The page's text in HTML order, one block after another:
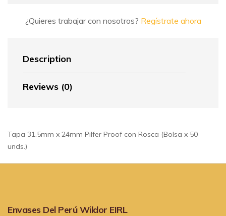
¿Quieres trabajar con nosotros? Regístrate ahora
Description
Reviews (0)
Tapa 31.5mm x 24mm Pilfer Proof con Rosca (Bolsa x 50
unds.)
Envases Del Perú Wildor EIRL